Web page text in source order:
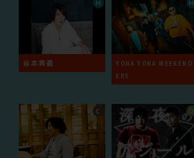
谷本貴義
M
YONA YONA WEEKEND
ERS
M
C O